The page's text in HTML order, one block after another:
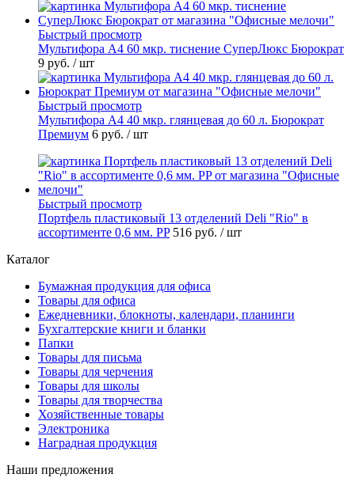
Быстрый просмотр
Мультифора А4 60 мкр. тиснение СуперЛюкс Бюрократ
9 руб. / шт
Быстрый просмотр
Мультифора А4 40 мкр. глянцевая до 60 л. Бюрократ
Премиум 6 руб. / шт
Быстрый просмотр
Портфель пластиковый 13 отделений Deli "Rio" в
ассортименте 0,6 мм. PP 516 руб. / шт
Каталог
Бумажная продукция для офиса
Товары для офиса
Ежедневники, блокноты, календари, планинги
Бухгалтерские книги и бланки
Папки
Товары для письма
Товары для черчения
Товары для школы
Товары для творчества
Хозяйственные товары
Электроника
Наградная продукция
Наши предложения